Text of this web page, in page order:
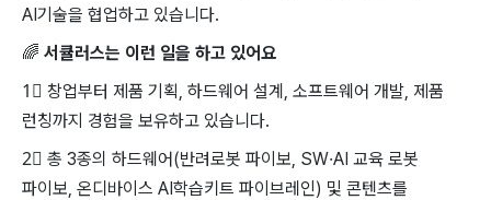
AI기술을 협업하고 있습니다.
🌈 서큘러스는 이런 일을 하고 있어요
1⃣ 창업부터 제품 기획, 하드웨어 설계, 소프트웨어 개발, 제품
런칭까지 경험을 보유하고 있습니다.
2⃣ 총 3종의 하드웨어(반려로봇 파이보, SW·AI 교육 로봇
파이보, 온디바이스 AI학습키트 파이브레인) 및 콘텐츠를